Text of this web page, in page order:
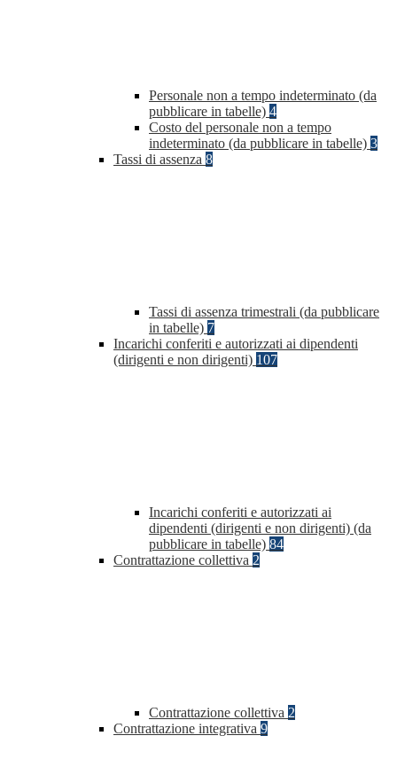
Personale non a tempo indeterminato (da
pubblicare in tabelle) 4
Costo del personale non a tempo
indeterminato (da pubblicare in tabelle) 3
Tassi di assenza 8
Tassi di assenza trimestrali (da pubblicare
in tabelle) 7
Incarichi conferiti e autorizzati ai dipendenti
(dirigenti e non dirigenti) 107
Incarichi conferiti e autorizzati ai
dipendenti (dirigenti e non dirigenti) (da
pubblicare in tabelle) 84
Contrattazione collettiva 2
Contrattazione collettiva 2
Contrattazione integrativa 9